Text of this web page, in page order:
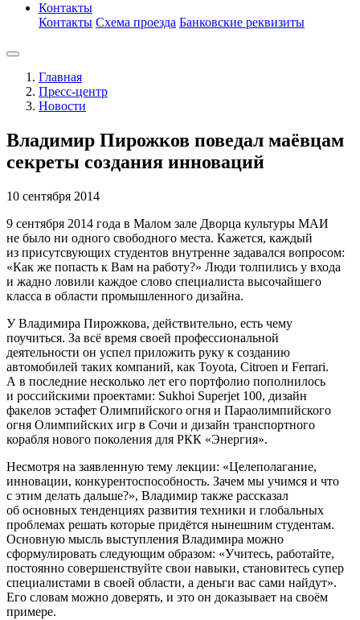
Контакты
Контакты Схема проезда Банковские реквизиты
Главная
Пресс-центр
Новости
Владимир Пирожков поведал маёвцам
секреты создания инноваций
10 сентября 2014
9 сентября 2014 года в Малом зале Дворца культуры МАИ
не было ни одного свободного места. Кажется, каждый
из присутсвующих студентов внутренне задавался вопросом:
«Как же попасть к Вам на работу?» Люди толпились у входа
и жадно ловили каждое слово специалиста высочайшего
класса в области промышленного дизайна.
У Владимира Пирожкова, действительно, есть чему
поучиться. За всё время своей профессиональной
деятельности он успел приложить руку к созданию
автомобилей таких компаний, как Toyota, Citroen и Ferrari.
А в последние несколько лет его портфолио пополнилось
и российскими проектами: Sukhoi Superjet 100, дизайн
факелов эстафет Олимпийского огня и Параолимпийского
огня Олимпийских игр в Сочи и дизайн транспортного
корабля нового поколения для РКК «Энергия».
Несмотря на заявленную тему лекции: «Целеполагание,
инновации, конкурентоспособность. Зачем мы учимся и что
с этим делать дальше?», Владимир также рассказал
об основных тенденциях развития техники и глобальных
проблемах решать которые придётся нынешним студентам.
Основную мысль выступления Владимира можно
сформулировать следующим образом: «Учитесь, работайте,
постоянно совершенствуйте свои навыки, становитесь супер
специалистами в своей области, а деньги вас сами найдут».
Его словам можно доверять, и это он доказывает на своём
примере.